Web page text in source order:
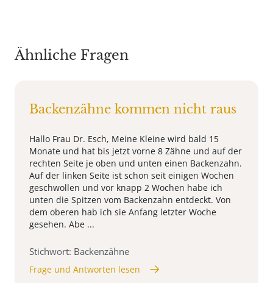
Ähnliche Fragen
Backenzähne kommen nicht raus
Hallo Frau Dr. Esch, Meine Kleine wird bald 15
Monate und hat bis jetzt vorne 8 Zähne und auf der
rechten Seite je oben und unten einen Backenzahn.
Auf der linken Seite ist schon seit einigen Wochen
geschwollen und vor knapp 2 Wochen habe ich
unten die Spitzen vom Backenzahn entdeckt. Von
dem oberen hab ich sie Anfang letzter Woche
gesehen. Abe ...
Stichwort: Backenzähne
Frage und Antworten lesen